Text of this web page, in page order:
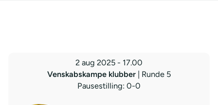
2 aug 2025 - 17.00
Venskabskampe klubber
| Runde 5
Pausestilling: 0-0